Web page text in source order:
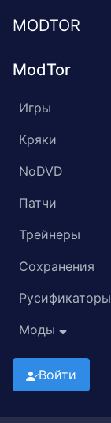
MODTOR
ModTor
Игры
Кряки
NoDVD
Патчи
Трейнеры
Сохранения
Русификаторы
Моды
Войти